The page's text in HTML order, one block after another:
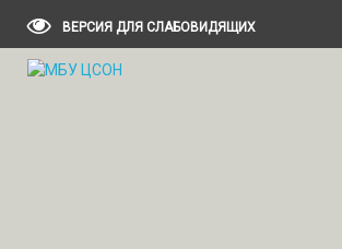
ВЕРСИЯ ДЛЯ СЛАБОВИДЯЩИХ